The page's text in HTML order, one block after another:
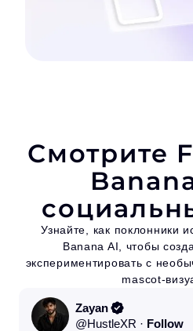
Смотрите
Узнайте, как поклонники
Banana AI, чтобы
экспериментировать с
mascot-
Zayan
@HustleXR · Follow